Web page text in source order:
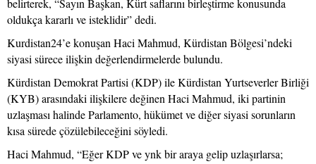
belirterek, “Sayın Başkan, Kürt saflarını birleştirme konusunda
oldukça kararlı ve isteklidir” dedi.
Kurdistan24’e konuşan Haci Mahmud, Kürdistan Bölgesi’ndeki
siyasi sürece ilişkin değerlendirmelerde bulundu.
Kürdistan Demokrat Partisi (KDP) ile Kürdistan Yurtseverler Birliği
(KYB) arasındaki ilişkilere değinen Haci Mahmud, iki partinin
uzlaşması halinde Parlamento, hükümet ve diğer siyasi sorunların
kısa sürede çözülebileceğini söyledi.
Haci Mahmud, “Eğer KDP ve ynk bir araya gelip uzlaşırlarsa;